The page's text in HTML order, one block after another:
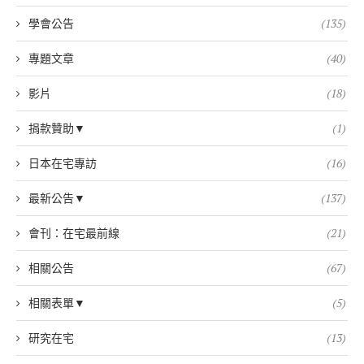
學會公告 (135)
專題文章 (40)
影片 (18)
捐款贊助▼ (1)
日本在宅專訪 (16)
最新公告▼ (137)
會刊：在宅最前線 (21)
相關公告 (67)
相關表單▼ (5)
研究在宅 (13)